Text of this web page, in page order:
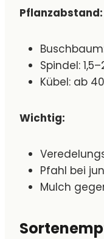
Pflanzabstand:
Spindel:
Kübel: ab
Wichtig:
Pfahl bei
Mulch